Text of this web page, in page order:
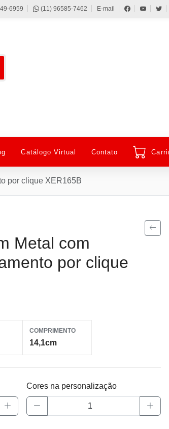
6959 (11) 96585-7462 E-mail
Catálogo Virtual Contato
por clique XER165B
Metal com
por clique
COMPRIMENTO
14,1cm
Cores na personalização